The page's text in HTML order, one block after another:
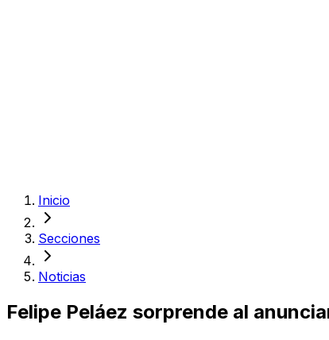
Inicio
Secciones
Noticias
Felipe Peláez sorprende al